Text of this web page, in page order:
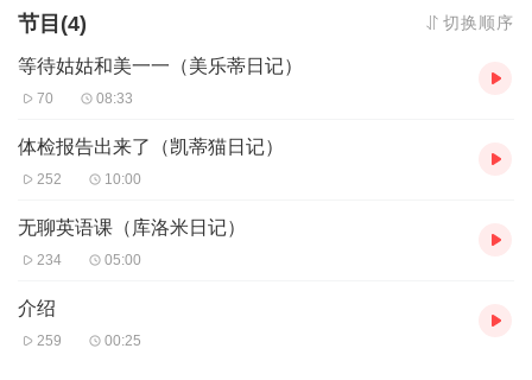
节目(4) 切换顺序
等待姑姑和美一一（美乐蒂日记）
70 08:33
体检报告出来了（凯蒂猫日记）
252 10:00
无聊英语课（库洛米日记）
234 05:00
介绍
259 00:25